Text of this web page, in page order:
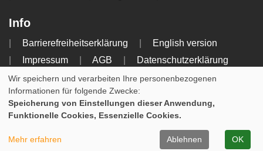
Info
Barrierefreiheitserklärung
English version
Impressum
AGB
Datenschutzerklärung
Widerrufsbelehrung
Cookie Einstellungen
Wir speichern und verarbeiten Ihre personenbezogenen
Informationen für folgende Zwecke:
Speicherung von Einstellungen dieser Anwendung,
Funktionelle Cookies, Essenzielle Cookies.
Mehr erfahren Ablehnen OK